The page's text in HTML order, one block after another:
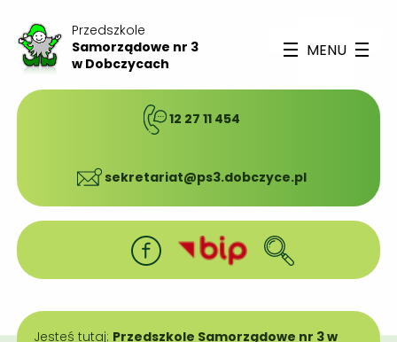
Przedszkole
Samorządowe nr 3
w Dobczycach
MENU
12 27 11 454
sekretariat@ps3.dobczyce.pl
Jesteś tutaj: Przedszkole Samorządowe nr 3 w